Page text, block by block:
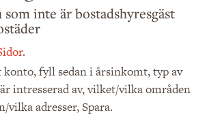
som inte är bostadshyresgäst
.
konto, fyll sedan i årsinkomt, typ av
intresserad av, vilket/vilka områden
vilka adresser, Spara.